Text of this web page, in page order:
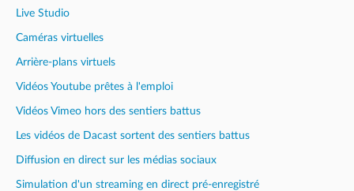
Live Studio
Caméras virtuelles
Arrière-plans virtuels
Vidéos Youtube prêtes à l'emploi
Vidéos Vimeo hors des sentiers battus
Les vidéos de Dacast sortent des sentiers battus
Diffusion en direct sur les médias sociaux
Simulation d'un streaming en direct pré-enregistré